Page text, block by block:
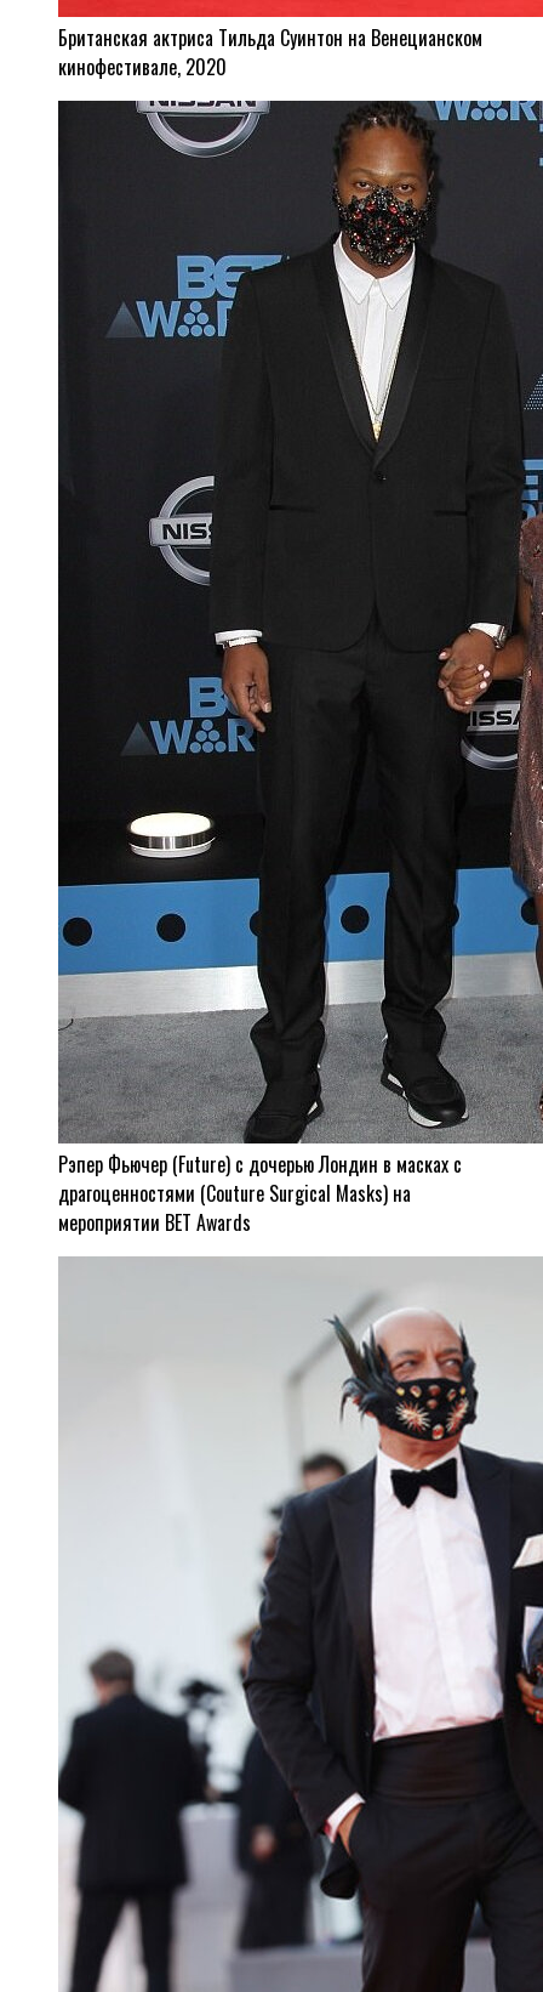
Британская актриса Тильда Суинтон на Венецианском
кинофестивале, 2020
Рэпер Фьючер (Future) с дочерью Лондин в масках с
драгоценностями (Couture Surgical Masks) на
мероприятии BET Awards